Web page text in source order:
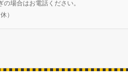
場合はお電話ください。
）